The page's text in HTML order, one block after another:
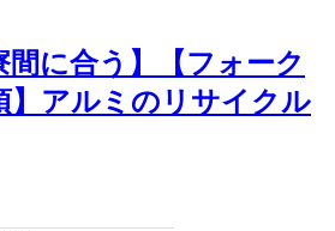
間に合う】【フォーク
】アルミのリサイクル